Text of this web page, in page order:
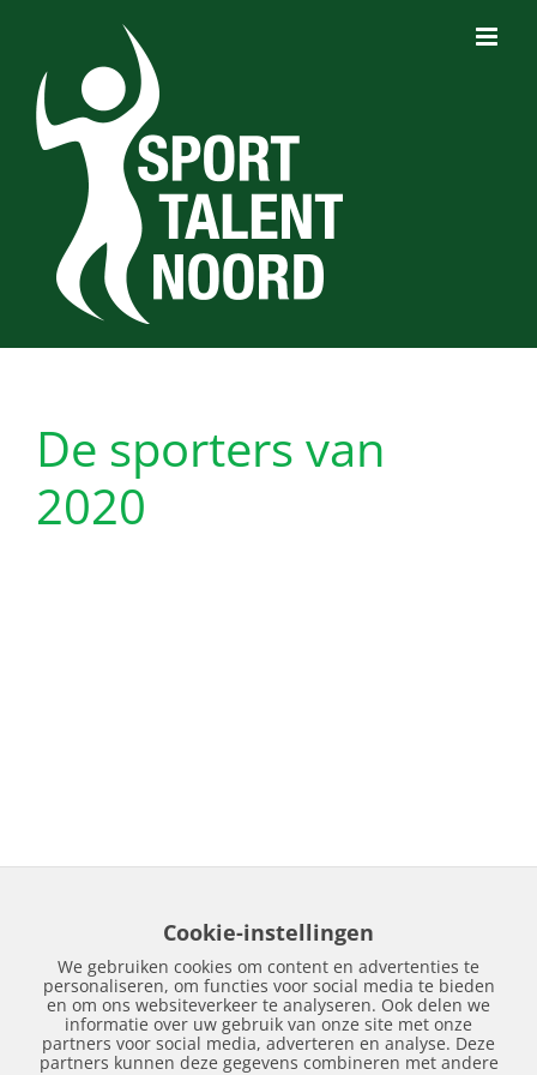
inhoud
De sporters van
2020
Cookie-instellingen
We gebruiken cookies om content en advertenties te
personaliseren, om functies voor social media te bieden
en om ons websiteverkeer te analyseren. Ook delen we
informatie over uw gebruik van onze site met onze
partners voor social media, adverteren en analyse. Deze
partners kunnen deze gegevens combineren met andere